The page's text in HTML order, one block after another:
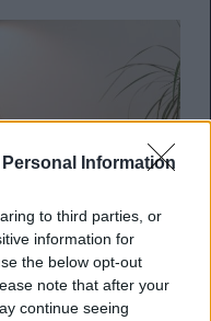
Information
to third parties, or
information for
the below opt-out
note that after your
continue seeing